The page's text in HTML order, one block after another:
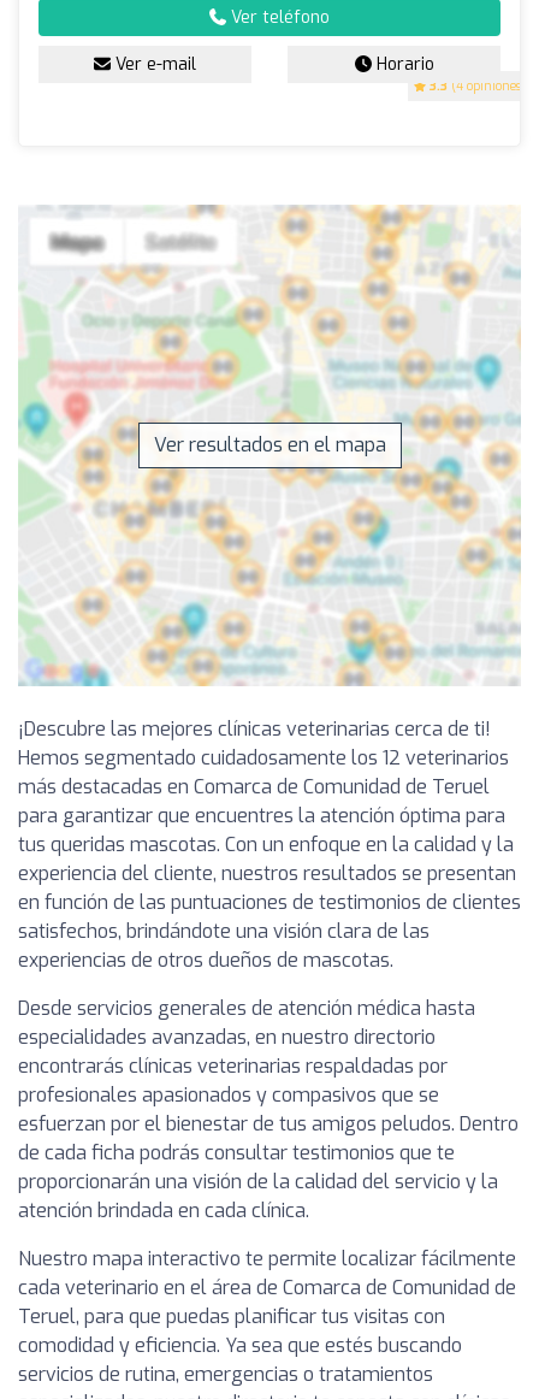
3.3 (4 opiniones)
Ver teléfono
Ver e-mail Horario
Ver resultados en el mapa
¡Descubre las mejores clínicas veterinarias cerca de ti!
Hemos segmentado cuidadosamente los 12 veterinarios
más destacadas en Comarca de Comunidad de Teruel
para garantizar que encuentres la atención óptima para
tus queridas mascotas. Con un enfoque en la calidad y la
experiencia del cliente, nuestros resultados se presentan
en función de las puntuaciones de testimonios de clientes
satisfechos, brindándote una visión clara de las
experiencias de otros dueños de mascotas.
Desde servicios generales de atención médica hasta
especialidades avanzadas, en nuestro directorio
encontrarás clínicas veterinarias respaldadas por
profesionales apasionados y compasivos que se
esfuerzan por el bienestar de tus amigos peludos. Dentro
de cada ficha podrás consultar testimonios que te
proporcionarán una visión de la calidad del servicio y la
atención brindada en cada clínica.
Nuestro mapa interactivo te permite localizar fácilmente
cada veterinario en el área de Comarca de Comunidad de
Teruel, para que puedas planificar tus visitas con
comodidad y eficiencia. Ya sea que estés buscando
servicios de rutina, emergencias o tratamientos